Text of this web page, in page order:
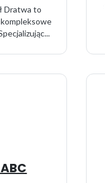
Dratwa to